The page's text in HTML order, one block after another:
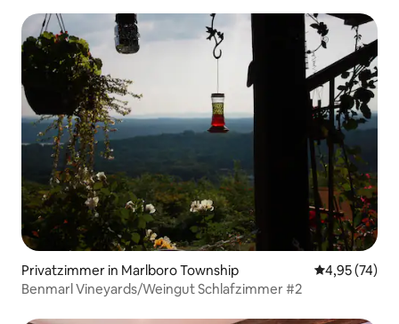
Privatzimmer in Marlboro Township
4,95 (74)
Benmarl Vineyards/Weingut Schlafzimmer #2